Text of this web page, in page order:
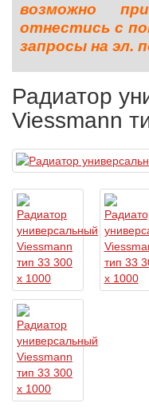
возможно
отнестись с
запросы на эл.
Радиатор
Viessmann